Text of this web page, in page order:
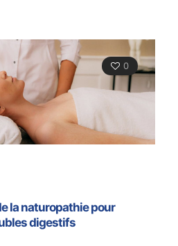
0
la naturopathie pour
digestifs